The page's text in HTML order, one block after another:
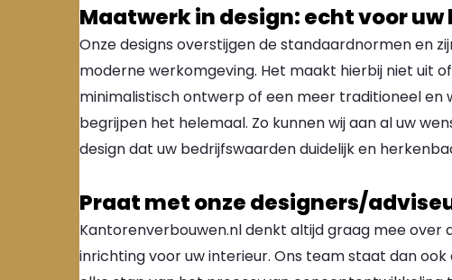
Maatwerk in design: echt voor
Onze designs overstijgen de standaardnormen en
moderne werkomgeving. Het maakt hierbij niet uit
minimalistisch ontwerp of een meer traditioneel en
begrijpen het helemaal. Zo kunnen wij aan al uw
design dat uw bedrijfswaarden duidelijk en
Praat met onze designers/
Kantorenverbouwen.nl denkt altijd graag mee
inrichting voor uw interieur. Ons team staat dan